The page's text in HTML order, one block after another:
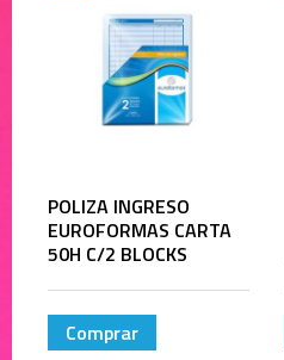
POLIZA INGRESO
EUROFORMAS CARTA
50H C/2 BLOCKS
Comprar